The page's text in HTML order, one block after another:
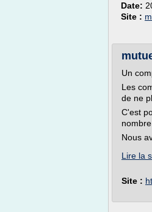
Date:
Site :
Un
Les
de ne
C'est
Nous
Lire la
Site :